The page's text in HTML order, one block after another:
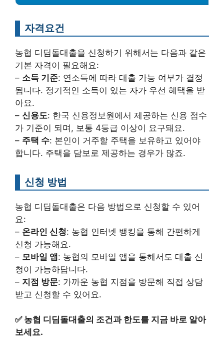
자격요건
농협 디딤돌대출을 신청하기 위해서는 다음과 같은
기본 자격이 필요해요:
– 소득 기준: 연소득에 따라 대출 가능 여부가 결정
됩니다. 정기적인 소득이 있는 자가 우선 혜택을 받
아요.
– 신용도: 한국 신용정보원에서 제공하는 신용 점수
가 기준이 되며, 보통 4등급 이상이 요구돼요.
– 주택 수: 본인이 거주할 주택을 보유하고 있어야
합니다. 주택을 담보로 제공하는 경우가 많죠.
신청 방법
농협 디딤돌대출은 다음 방법으로 신청할 수 있어
요:
– 온라인 신청: 농협 인터넷 뱅킹을 통해 간편하게
신청 가능해요.
– 모바일 앱: 농협의 모바일 앱을 통해서도 대출 신
청이 가능하답니다.
– 지점 방문: 가까운 농협 지점을 방문해 직접 상담
받고 신청할 수 있어요.
✅ 농협 디딤돌대출의 조건과 한도를 지금 바로 알아
보세요.